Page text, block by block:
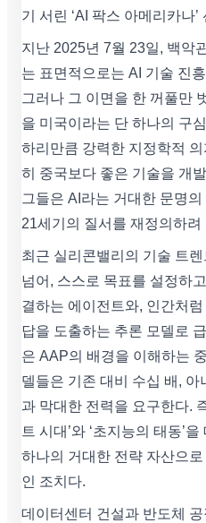
기 서린 ‘AI 팍스 아메리카나’
지난 2025년 7월 23일, 백악
는 표면적으로는 AI 기술 진
그러나 그 이면을 한 꺼풀만
을 미국이라는 단 하나의 구
하리만큼 강력한 지정학적
히 중국보다 좋은 기술을 개
그들은 AI라는 거대한 문명
21세기의 질서를 재정의하려
최근 실리콘밸리의 기술 트
넘어, 스스로 목표를 설정하
결하는 에이전트와, 인간처
답을 도출하는 추론 모델로
은 AAP의 배경을 이해하는
델들은 기존 대비 수십 배,
과 막대한 전력을 요구한다.
트 시대’와 ‘초지능의 태동’
하나의 거대한 전략 자산으
인 조치다.
데이터센터 건설과 반도체